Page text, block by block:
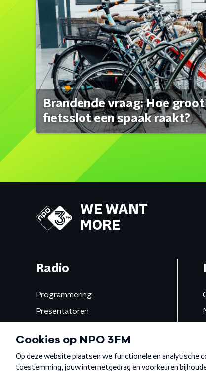
Brandende vraag: Hoe
fietsslot een spaak raakt?
WE WANT
MORE
Radio
Programmering
Presentatoren
Gemist
Algemene voorwaarden Privacybeleid